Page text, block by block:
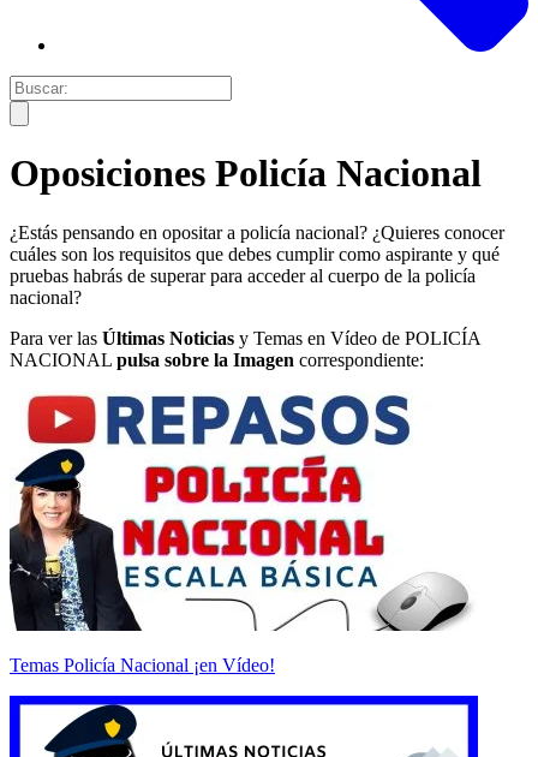
Oposiciones Policía Nacional
¿Estás pensando en opositar a policía nacional? ¿Quieres conocer
cuáles son los requisitos que debes cumplir como aspirante y qué
pruebas habrás de superar para acceder al cuerpo de la policía
nacional?
Para ver las Últimas Noticias y Temas en Vídeo de POLICÍA
NACIONAL pulsa sobre la Imagen correspondiente:
Temas Policía Nacional ¡en Vídeo!